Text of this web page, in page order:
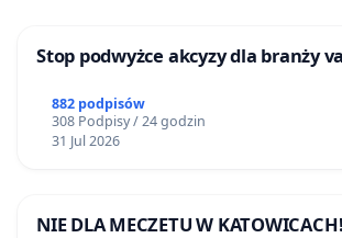
Stop podwyżce akcyzy dla branży
882 podpisów
308 Podpisy / 24 godzin
31 Jul 2026
NIE DLA MECZETU W KATOWICACH!